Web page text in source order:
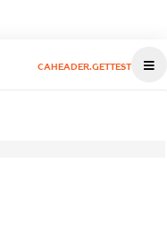
CAHEADER.GETTEST